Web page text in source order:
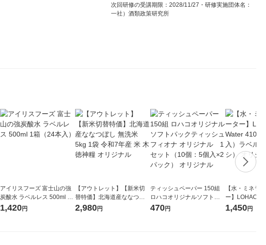
次回研修の受講期限：2028/11/27・研修実施団体名：
一社）酒類政策研究所
アイリスフーズ 富士山の強
炭酸水 ラベルレス 500ml 1
箱（24本入）
1,420円
【アウトレット】【新米切
替特価】北海道産ななつぼ
し 無洗米 5kg 1袋 令和7年産
米 木徳神糧 オリジナル
2,980円
ティッシュペーパー 150組
ロハコオリジナルソフトパ
ックティッシュ フィオナ オ
470円
【水・ミネラ
ー】LOHACO
1箱（20本入
（イチオシ）
1,450円